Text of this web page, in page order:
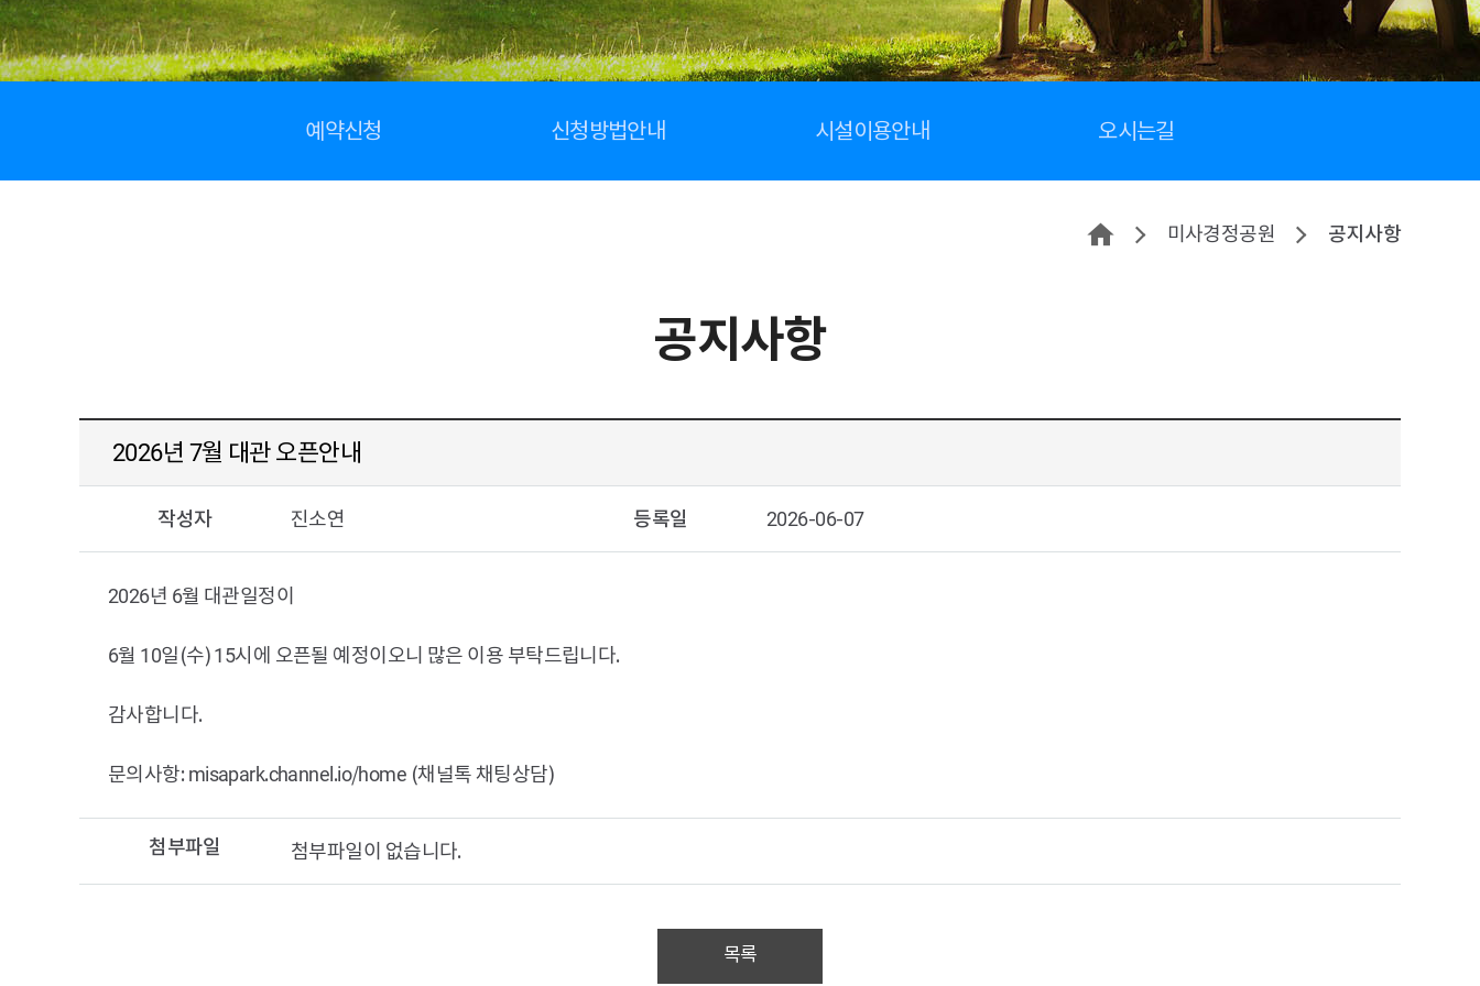
예약신청 신청방법안내 시설이용안내 오시는길
미사경정공원 공지사항
공지사항
2026년 7월 대관 오픈안내
작성자 진소연 등록일 2026-06-07
2026년 6월 대관일정이
6월 10일(수) 15시에 오픈될 예정이오니 많은 이용 부탁드립니다.
감사합니다.
문의사항: misapark.channel.io/home (채널톡 채팅상담)
첨부파일 첨부파일이 없습니다.
목록